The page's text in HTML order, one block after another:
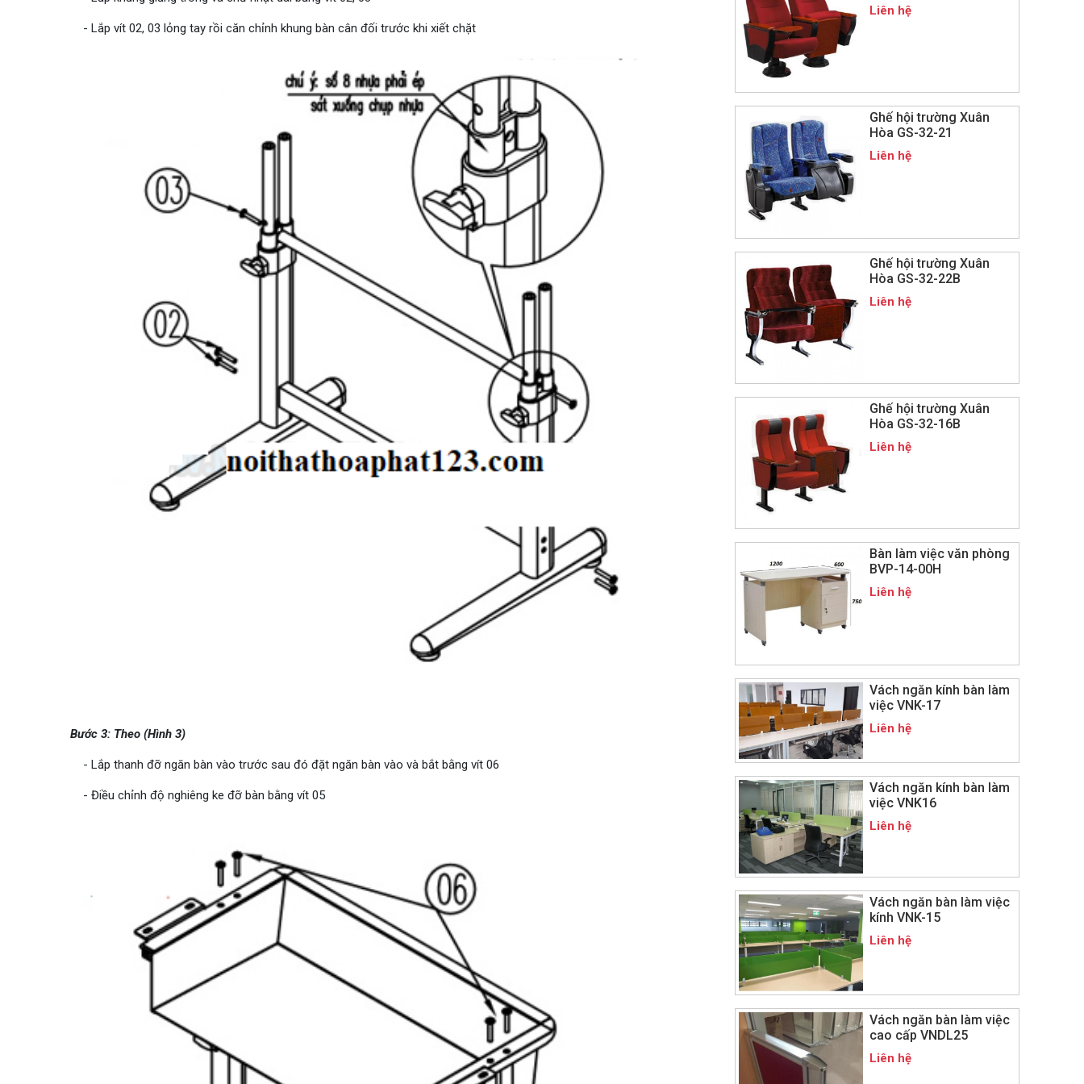
- Lắp vít 02, 03 lỏng tay rồi căn chỉnh khung bàn cân đối trước khi xiết chặt
Bước 3: Theo (Hình 3)
- Lắp thanh đỡ ngăn bàn vào trước sau đó đặt ngăn bàn vào và bắt bằng vít 06
- Điều chỉnh độ nghiêng ke đỡ bàn bằng vít 05
Liên hệ
Ghế hội trường Xuân
Hòa GS-32-21
Liên hệ
Ghế hội trường Xuân
Hòa GS-32-22B
Liên hệ
Ghế hội trường Xuân
Hòa GS-32-16B
Liên hệ
Bàn làm việc văn phòng
BVP-14-00H
Liên hệ
Vách ngăn kính bàn làm
việc VNK-17
Liên hệ
Vách ngăn kính bàn làm
việc VNK16
Liên hệ
Vách ngăn bàn làm việc
kính VNK-15
Liên hệ
Vách ngăn bàn làm việc
cao cấp VNDL25
Liên hệ